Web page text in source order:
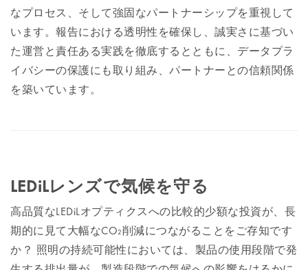
なプロセス、そして強固なパートナーシップを重視して
います。報告における透明性を確保し、誠実さに基づい
た運営と責任ある実践を徹底するとともに、データプラ
イバシーの保護にも取り組み、パートナーとの信頼関係
を築いています。
LEDiLレンズで気候を守る
高品質なLEDiLオプティクスへの比較的少額な投資が、長
期的に見て大幅なCO₂削減につながることをご存知です
か？ 照明の持続可能性においては、製品の使用段階で発